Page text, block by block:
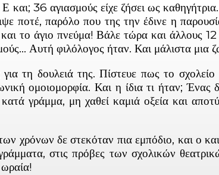
και; 36 αγιασμούς είχε ζήσει ως
ποτέ, παρόλο που της την έδινε η
το άγιο πνεύμα! Βάλε τώρα και άλλους
Αυτή φιλόλογος ήταν. Και μάλιστα μια
τη δουλειά της. Πίστευε πως το
ομοιομορφία. Και η ίδια τι ήταν; Ένας
γράμμα, μη χαθεί καμιά οξεία και
χρόνων δε στεκόταν πια εμπόδιο, και ο
στις πρόβες των σχολικών